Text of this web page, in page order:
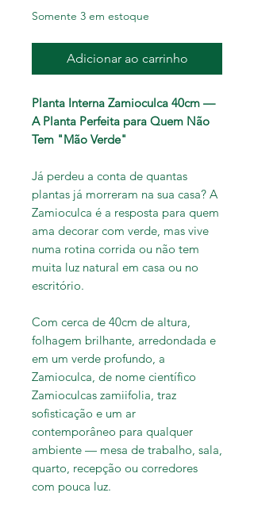
Somente 3 em estoque
Adicionar ao carrinho
Planta Interna Zamioculca 40cm —
A Planta Perfeita para Quem Não
Tem "Mão Verde"
Já perdeu a conta de quantas
plantas já morreram na sua casa? A
Zamioculca é a resposta para quem
ama decorar com verde, mas vive
numa rotina corrida ou não tem
muita luz natural em casa ou no
escritório.
Com cerca de 40cm de altura,
folhagem brilhante, arredondada e
em um verde profundo, a
Zamioculca, de nome científico
Zamioculcas zamiifolia, traz
sofisticação e um ar
contemporâneo para qualquer
ambiente — mesa de trabalho, sala,
quarto, recepção ou corredores
com pouca luz.